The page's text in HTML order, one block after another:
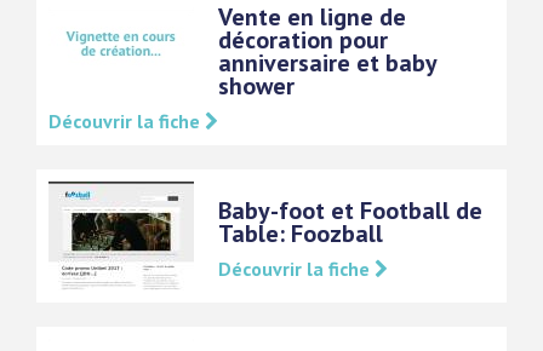
Vente en ligne de
décoration pour
anniversaire et baby
shower
Découvrir la fiche
Baby-foot et Football de
Table: Foozball
Découvrir la fiche